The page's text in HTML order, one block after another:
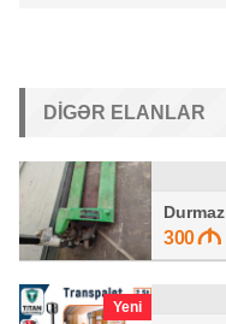
DIGƏR ELANLAR
Durmaz
300
Yeni